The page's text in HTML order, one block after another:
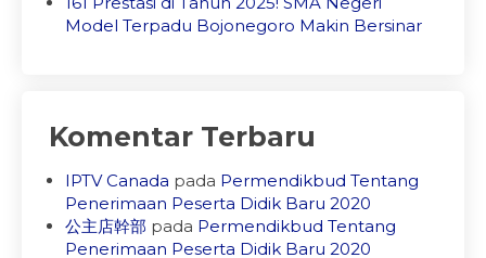
Model Terpadu Bojonegoro Makin Bersinar
Komentar Terbaru
IPTV Canada pada Permendikbud Tentang
Penerimaan Peserta Didik Baru 2020
公主店幹部 pada Permendikbud Tentang
Penerimaan Peserta Didik Baru 2020